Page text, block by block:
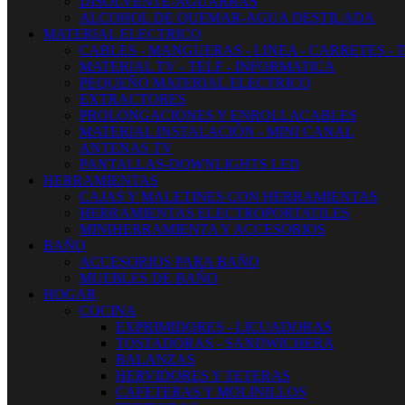
ALCOHOL DE QUEMAR-AGUA DESTILADA
MATERIAL ELECTRICO
CABLES - MANGUERAS - LINEA - CARRETES -
MATERIAL TV - TELF - INFORMATICA
PEQUEÑO MATERIAL ELECTRICO
EXTRACTORES
PROLONGACIONES Y ENROLLACABLES
MATERIAL INSTALACIÓN - MINI CANAL
ANTENAS TV
PANTALLAS-DOWNLIGHTS LED
HERRAMIENTAS
CAJAS Y MALETINES CON HERRAMIENTAS
HERRAMIENTAS ELECTROPORTATILES
MINIHERRAMIENTA Y ACCESORIOS
BAÑO
ACCESORIOS PARA BAÑO
MUEBLES DE BAÑO
HOGAR
COCINA
EXPRIMIDORES - LICUADORAS
TOSTADORAS - SANDWICHERA
BALANZAS
HERVIDORES Y TETERAS
CAFETERAS Y MOLINILLOS